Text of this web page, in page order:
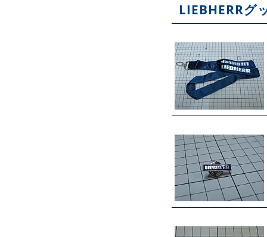
LIEBHERRグ